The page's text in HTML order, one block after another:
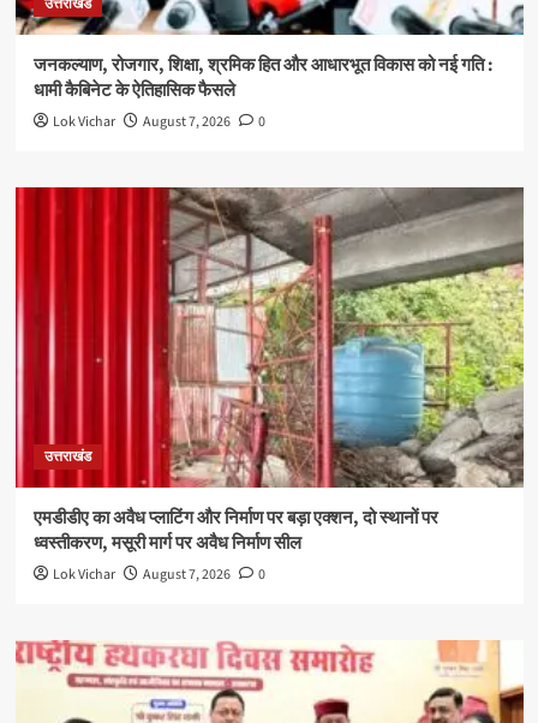
जनकल्याण, रोजगार, शिक्षा, श्रमिक हित और आधारभूत विकास को नई गति :
धामी कैबिनेट के ऐतिहासिक फैसले
Lok Vichar August 7, 2026 0
उत्तराखंड
एमडीडीए का अवैध प्लाटिंग और निर्माण पर बड़ा एक्शन, दो स्थानों पर
ध्वस्तीकरण, मसूरी मार्ग पर अवैध निर्माण सील
Lok Vichar August 7, 2026 0